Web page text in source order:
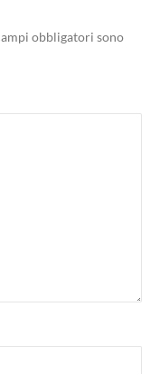
obbligatori sono